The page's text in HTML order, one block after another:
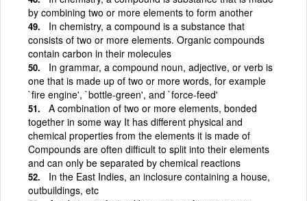
by combining two or more elements to form another
In chemistry, a compound is a substance that
consists of two or more elements. Organic compounds
contain carbon in their molecules
In grammar, a compound noun, adjective, or verb is
one that is made up of two or more words, for example
`fire engine', `bottle-green', and `force-feed'
A combination of two or more elements, bonded
together in some way It has different physical and
chemical properties from the elements it is made of
Compounds are often difficult to split into their elements
and can only be separated by chemical reactions
In the East Indies, an inclosure containing a house,
outbuildings, etc